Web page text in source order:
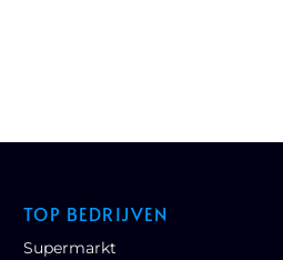
TOP BEDRIJVEN
Supermarkt